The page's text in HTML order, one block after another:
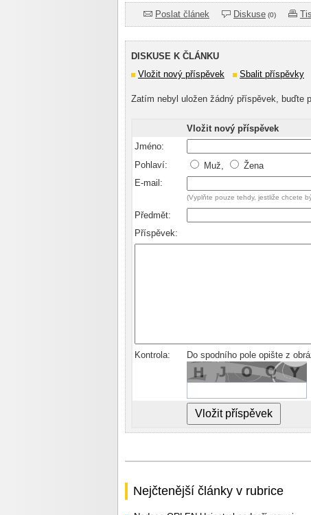
Poslat článek Diskuse (0)
DISKUSE K ČLÁNKU
Vložit nový příspěvek
Sbalit příspěvky
Zatím nebyl uložen žádný příspěvek, buďte
Vložit nový příspěvek
Jméno:
Pohlaví:
Muž,
Žena
E-mail:
(Vyplňte pouze tehdy, jestliže chcete
Předmět:
Příspěvek:
Kontrola: Do spodního pole opište z
Nejčtenější články v rubrice